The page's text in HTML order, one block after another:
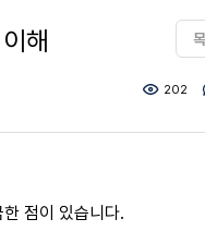
해
202
점이 있습니다.